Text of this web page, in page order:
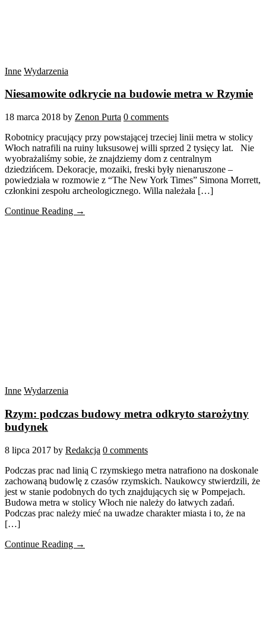
Inne Wydarzenia
Niesamowite odkrycie na budowie metra w Rzymie
18 marca 2018 by Zenon Purta 0 comments
Robotnicy pracujący przy powstającej trzeciej linii metra w stolicy
Włoch natrafili na ruiny luksusowej willi sprzed 2 tysięcy lat. Nie
wyobrażaliśmy sobie, że znajdziemy dom z centralnym
dziedzińcem. Dekoracje, mozaiki, freski były nienaruszone –
powiedziała w rozmowie z “The New York Times” Simona Morrett,
członkini zespołu archeologicznego. Willa należała […]
Continue Reading →
Inne Wydarzenia
Rzym: podczas budowy metra odkryto starożytny
budynek
8 lipca 2017 by Redakcja 0 comments
Podczas prac nad linią C rzymskiego metra natrafiono na doskonale
zachowaną budowlę z czasów rzymskich. Naukowcy stwierdzili, że
jest w stanie podobnych do tych znajdujących się w Pompejach.
Budowa metra w stolicy Włoch nie należy do łatwych zadań.
Podczas prac należy mieć na uwadze charakter miasta i to, że na
[…]
Continue Reading →